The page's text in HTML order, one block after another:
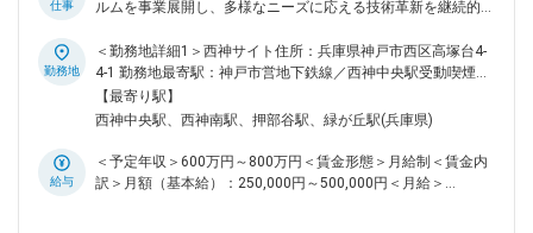
導入 ・安全対策業務（設備本質安全設計、FMEA) ・エネルギ
力】 生産設備の高度化・複雑化が進む中、設備設計・保全・
改善のいずれにおいても現場視点と技術的探究心が求められて
います。 設備全体の信頼性設計（信頼性工学）、プロセス効
率化、次世代技術導入などにも関与できるポジションです。
仕事
ルムを事業展開し、多様なニーズに応える技術革新を継続的に
「SANUQI」やアクリル系の「SAZMA」などの新樹脂フィルム
を展開し、当社独自の製造方法によるフィルムの機能的差別化
により、ディスプレイ業界に新たな価値を提供しています。 ■
募集の目的・背景： 多様化し続けるディスプレイ業界におい
ています。定常的に新規製品の開発を進めており、そのための
設備改造設計や製品に応じたプロセス技術開発を推進していく
勤務地
＜勤務地詳細1＞西神サイト住所：兵庫県神戸市西区高塚台4-
4-1 勤務地最寄駅：神戸市営地下鉄線／西神中央駅受動喫煙対
策：屋内全面禁煙＜勤務地詳細2＞神戸サイト住所：兵庫県神
戸市西区高塚台1-5-3 勤務地最寄駅：神戸市営地下鉄線／西神
事業所（リモートワーク含む）
【最寄り駅】
西神中央駅、西神南駅、押部谷駅、緑が丘駅(兵庫県)
給与
＜予定年収＞600万円～800万円＜賃金形態＞月給制＜賃金内
訳＞月額（基本給）：250,000円～500,000円＜月給＞